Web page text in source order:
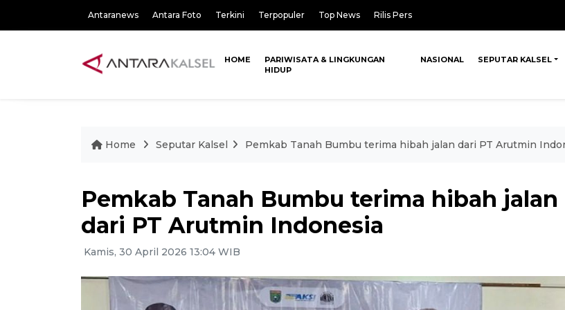
Antaranews Antara Foto Terkini Terpopuler Top News Rilis Pers
HOME
PARIWISATA & LINGKUNGAN
HIDUP
NASIONAL SEPUTAR KALSEL
Home Seputar Kalsel Pemkab Tanah Bumbu terima hibah jalan dari PT Arutmin
Pemkab Tanah Bumbu terima hibah jalan
dari PT Arutmin Indonesia
Kamis, 30 April 2026 13:04 WIB